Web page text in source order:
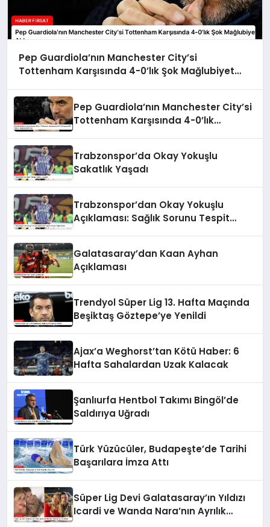
Pep Guardiola’nın Manchester City’si
Tottenham Karşısında 4-0’lık Şok Mağlubiyet
Pep Guardiola’nın Manchester City’si
Tottenham Karşısında 4-0’lık
Trabzonspor’da Okay Yokuşlu
Sakatlık Yaşadı
Trabzonspor’dan Okay Yokuşlu
Açıklaması: Sağlık Sorunu Tespit
Galatasaray’dan Kaan Ayhan
Açıklaması
Trendyol Süper Lig 13. Hafta Maçında
Beşiktaş Göztepe’ye Yenildi
Ajax’a Weghorst’tan Kötü Haber: 6
Hafta Sahalardan Uzak Kalacak
Şanlıurfa Hentbol Takımı Bingöl’de
Saldırıya Uğradı
Türk Yüzücüler, Budapeşte’de Tarihi
Başarılara İmza Attı
Süper Lig Devi Galatasaray’ın Yıldızı
Icardi ve Wanda Nara’nın Ayrılık